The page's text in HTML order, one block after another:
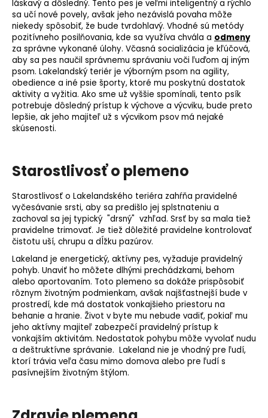
láskavý a dôsledný. Tento pes je veľmi inteligentný a rýchlo
sa učí nové povely, avšak jeho nezávislá povaha môže
niekedy spôsobiť, že bude tvrdohlavý. Vhodné sú metódy
pozitívneho posilňovania, kde sa využíva chvála a odmeny
za správne vykonané úlohy. Včasná socializácia je kľúčová,
aby sa pes naučil správnemu správaniu voči ľuďom aj iným
psom. Lakelandský teriér je výborným psom na agility,
obedience a iné psie športy, ktoré mu poskytnú dostatok
aktivity a vyžitia. Ako sme už vyššie spomínali, tento psík
potrebuje dôsledný prístup k výchove a výcviku, bude preto
lepšie, ak jeho majiteľ už s výcvikom psov má nejaké
skúsenosti.
Starostlivosť o plemeno
Starostlivosť o Lakelandského teriéra zahŕňa pravidelné
vyčesávanie srsti, aby sa predišlo jej splstnateniu a
zachoval sa jej typický "drsný" vzhľad. Srsť by sa mala tiež
pravidelne trimovať. Je tiež dôležité pravidelne kontrolovať
čistotu uší, chrupu a dĺžku pazúrov.
Lakeland je energetický, aktívny pes, vyžaduje pravidelný
pohyb. Unaviť ho môžete dlhými prechádzkami, behom
alebo aportovaním. Toto plemeno sa dokáže prispôsobiť
rôznym životným podmienkam, avšak najšťastnejší bude v
prostredí, kde má dostatok vonkajšieho priestoru na
behanie a hranie. Život v byte mu nebude vadiť, pokiaľ mu
jeho aktívny majiteľ zabezpečí pravidelný prístup k
vonkajším aktivitám. Nedostatok pohybu môže vyvolať nudu
a deštruktívne správanie. Lakeland nie je vhodný pre ľudí,
ktorí trávia veľa času mimo domova alebo pre ľudí s
pasívnejším životným štýlom.